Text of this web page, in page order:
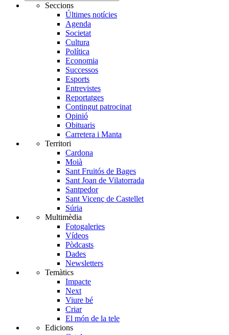
Seccions
Últimes notícies
Agenda
Societat
Cultura
Política
Economia
Successos
Esports
Entrevistes
Reportatges
Contingut patrocinat
Opinió
Obituaris
Carretera i Manta
Territori
Cardona
Moià
Sant Fruitós de Bages
Sant Joan de Vilatorrada
Santpedor
Sant Vicenç de Castellet
Súria
Multimèdia
Fotogaleries
Vídeos
Pòdcasts
Dades
Newsletters
Temàtics
Impacte
Next
Viure bé
Criar
El món de la tele
Edicions